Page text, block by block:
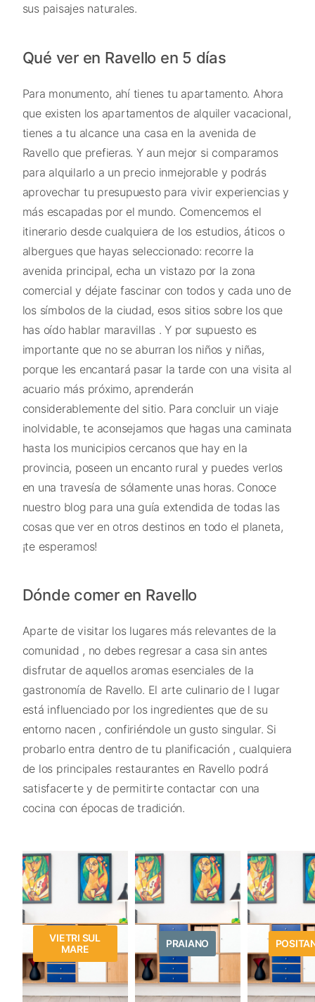
sus paisajes naturales.
Qué ver en Ravello en 5 días
Para monumento, ahí tienes tu apartamento. Ahora
que existen los apartamentos de alquiler vacacional,
tienes a tu alcance una casa en la avenida de
Ravello que prefieras. Y aun mejor si comparamos
para alquilarlo a un precio inmejorable y podrás
aprovechar tu presupuesto para vivir experiencias y
más escapadas por el mundo. Comencemos el
itinerario desde cualquiera de los estudios, áticos o
albergues que hayas seleccionado: recorre la
avenida principal, echa un vistazo por la zona
comercial y déjate fascinar con todos y cada uno de
los símbolos de la ciudad, esos sitios sobre los que
has oído hablar maravillas . Y por supuesto es
importante que no se aburran los niños y niñas,
porque les encantará pasar la tarde con una visita al
acuario más próximo, aprenderán
considerablemente del sitio. Para concluir un viaje
inolvidable, te aconsejamos que hagas una caminata
hasta los municipios cercanos que hay en la
provincia, poseen un encanto rural y puedes verlos
en una travesía de sólamente unas horas. Conoce
nuestro blog para una guía extendida de todas las
cosas que ver en otros destinos en todo el planeta,
¡te esperamos!
Dónde comer en Ravello
Aparte de visitar los lugares más relevantes de la
comunidad , no debes regresar a casa sin antes
disfrutar de aquellos aromas esenciales de la
gastronomía de Ravello. El arte culinario de l lugar
está influenciado por los ingredientes que de su
entorno nacen , confiriéndole un gusto singular. Si
probarlo entra dentro de tu planificación , cualquiera
de los principales restaurantes en Ravello podrá
satisfacerte y de permitirte contactar con una
cocina con épocas de tradición.
VIETRI SUL
MARE
PRAIANO